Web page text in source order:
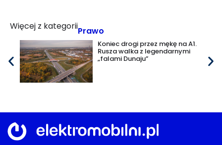
Więcej z kategoriiPrawo
Koniec drogi przez mękę na A1.
Rusza walka z legendarnymi
„falami Dunaju”